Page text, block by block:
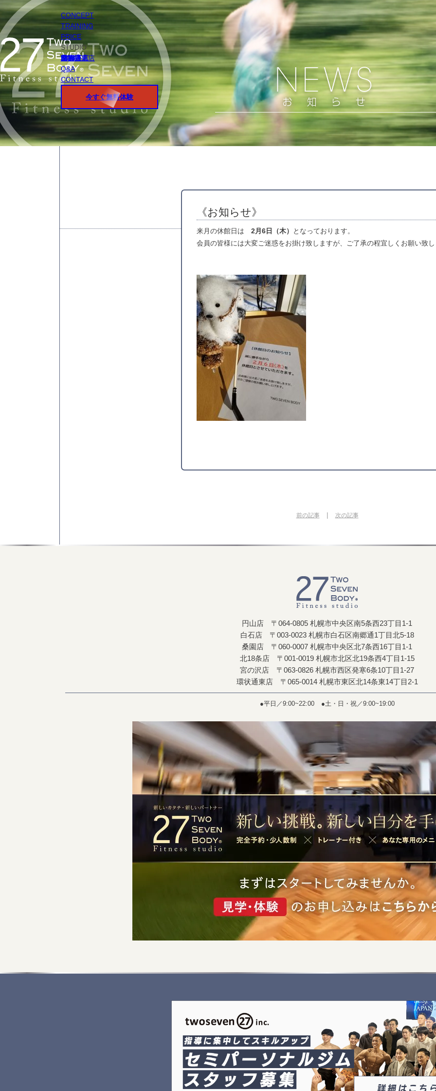
CONCEPT
TRAINING
PRICE
STUDIO
円山店
白石店
桑園店
北18条店
宮の沢店
環状通東店
STAFF
Q&A
CONTACT
今すぐ無料体験
《お知らせ》
来月の休館日は 2月6日（木）
となっております。
会員の皆様には大変ご迷惑をお掛け致しますが、ご了承の程宜しくお願い致
前の記事| 次の記事
円山店 〒064-0805 札幌市中央区南5条西23丁目1-1
白石店 〒003-0023 札幌市白石区南郷通1丁目北5-18
桑園店 〒060-0007 札幌市中央区北7条西16丁目1-1
北18条店 〒001-0019 札幌市北区北19条西4丁目1-15
宮の沢店 〒063-0826 札幌市西区発寒6条10丁目1-27
環状通東店 〒065-0014 札幌市東区北14条東14丁目2-1
●平日／9:00~22:00 ●土・日・祝／9:00~19:00